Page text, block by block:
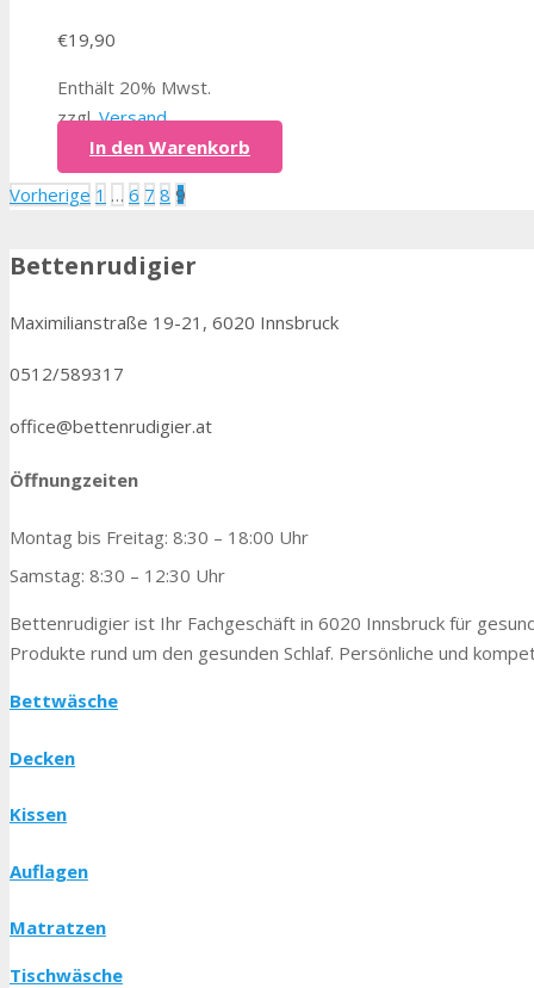
€19,90
Enthält 20% Mwst.
zzgl.Versand
In den Warenkorb
Beitragsnavigation
Vorherige 1 … 6 7 8 9
Bettenrudigier
Maximilianstraße 19-21, 6020 Innsbruck
0512/589317
office@bettenrudigier.at
Öffnungzeiten
Montag bis Freitag: 8:30 – 18:00 Uhr
Samstag: 8:30 – 12:30 Uhr
Bettenrudigier ist Ihr Fachgeschäft in 6020 Innsbruck für
Produkte rund um den gesunden Schlaf. Persönliche und
Bettwäsche
Decken
Kissen
Auflagen
Matratzen
Tischwäsche